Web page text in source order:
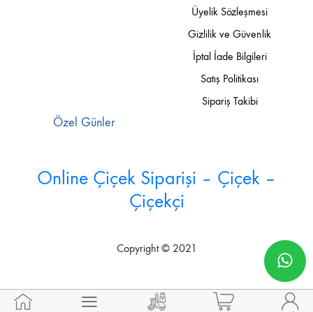
Üyelik Sözleşmesi
Gizlilik ve Güvenlik
İptal İade Bilgileri
Satış Politikası
Sipariş Takibi
Özel Günler
Online Çiçek Siparişi – Çiçek –
Çiçekçi
Copyright © 2021